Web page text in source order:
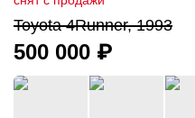
Toyota 4Runner, 1993
500 000 ₽